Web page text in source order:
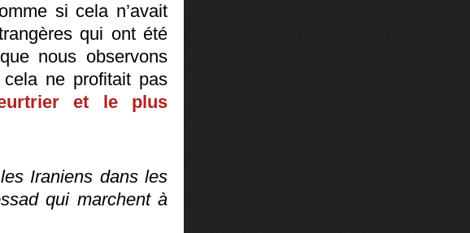
si cela n’avait
qui ont été
nous observons
cela ne profitait pas
et le plus
Iraniens dans les
qui marchent à